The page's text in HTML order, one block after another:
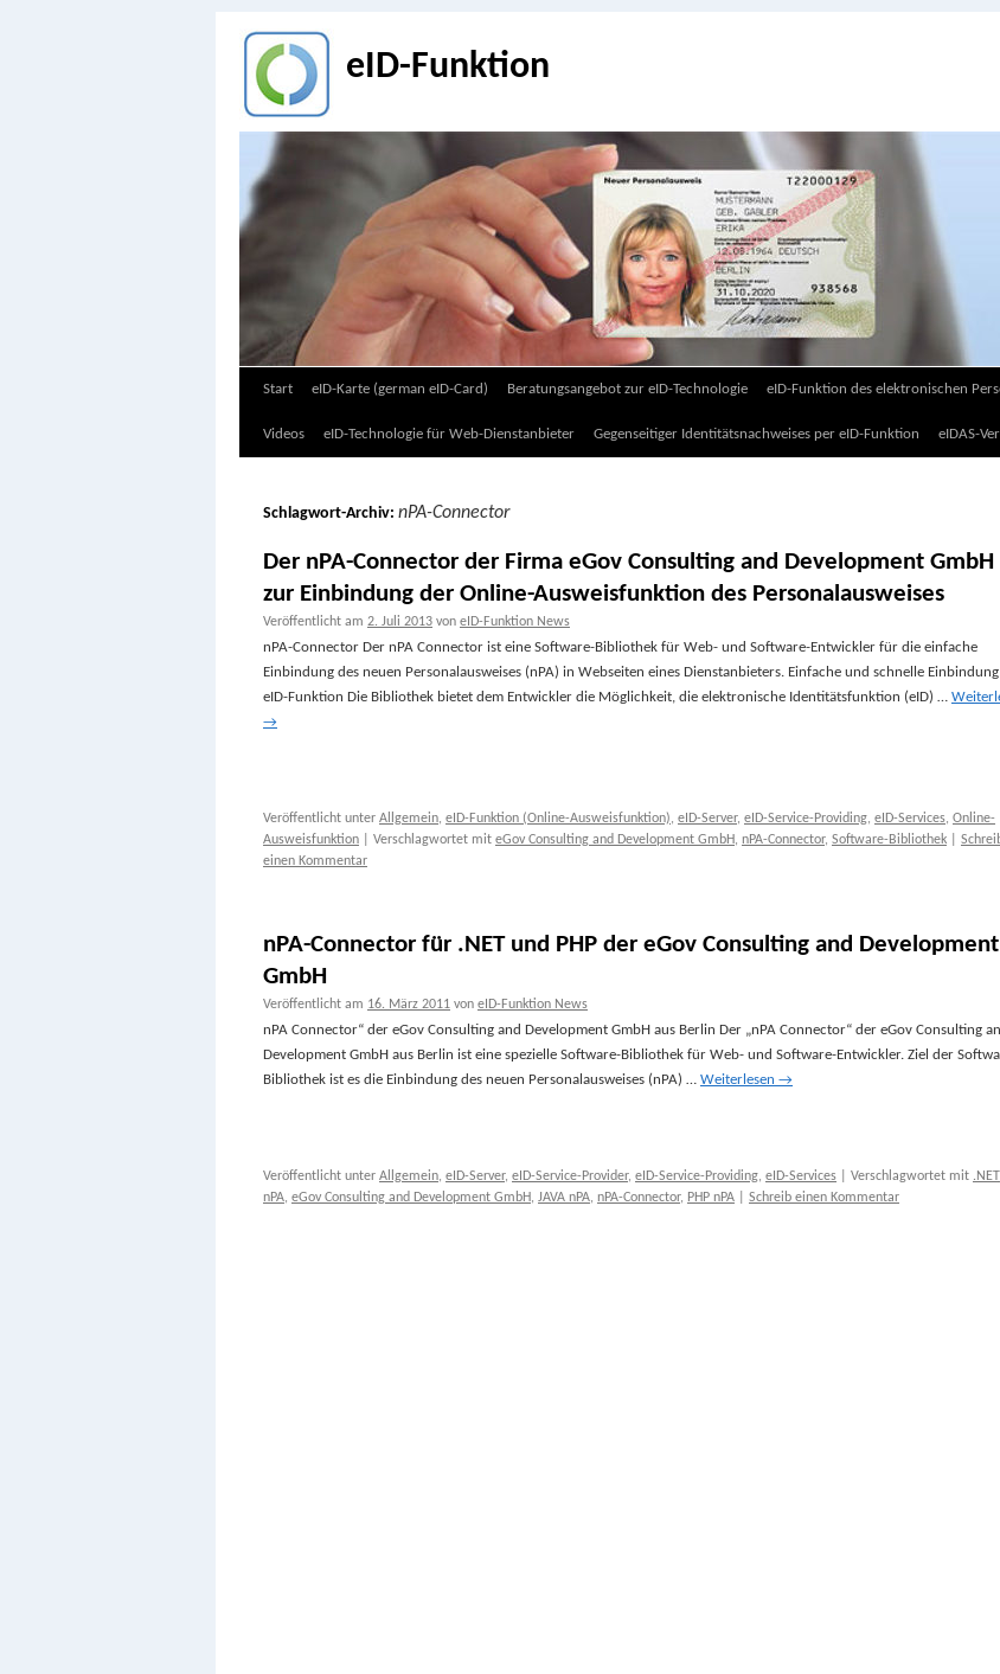
eID-Funktion
Zum
Inhalt
Start eID-Karte (german eID-Card) Beratungsangebot zur eID-Technologie eID-Funktion des elektronischen
Videos eID-Technologie für Web-Dienstanbieter Gegenseitiger Identitätsnachweises per eID-Funktion eIDAS-
Schlagwort-Archiv: nPA-Connector
Der nPA-Connector der Firma eGov Consulting and Development GmbH
zur Einbindung der Online-Ausweisfunktion des Personalausweises
Veröffentlicht am 2. Juli 2013 von eID-Funktion News
nPA-Connector Der nPA Connector ist eine Software-Bibliothek für Web- und Software-Entwickler für die einfache
Einbindung des neuen Personalausweises (nPA) in Webseiten eines Dienstanbieters. Einfache und schnelle
eID-Funktion Die Bibliothek bietet dem Entwickler die Möglichkeit, die elektronische Identitätsfunktion (eID) …
→
Veröffentlicht unter Allgemein, eID-Funktion (Online-Ausweisfunktion), eID-Server, eID-Service-Providing, eID-Services, Online-
Ausweisfunktion
Verschlagwortet mit eGov Consulting and Development GmbH, nPA-Connector, Software-Bibliothek
einen Kommentar
nPA-Connector für .NET und PHP der eGov Consulting and Development
GmbH
Veröffentlicht am 16. März 2011 von eID-Funktion News
nPA Connector“ der eGov Consulting and Development GmbH aus Berlin Der „nPA Connector“ der eGov Consulting
Development GmbH aus Berlin ist eine spezielle Software-Bibliothek für Web- und Software-Entwickler. Ziel der
Bibliothek ist es die Einbindung des neuen Personalausweises (nPA) … Weiterlesen →
Veröffentlicht unter Allgemein, eID-Server, eID-Service-Provider, eID-Service-Providing, eID-Services Verschlagwortet mit .NET
nPA, eGov Consulting and Development GmbH, JAVA nPA, nPA-Connector, PHP nPA Schreib einen Kommentar